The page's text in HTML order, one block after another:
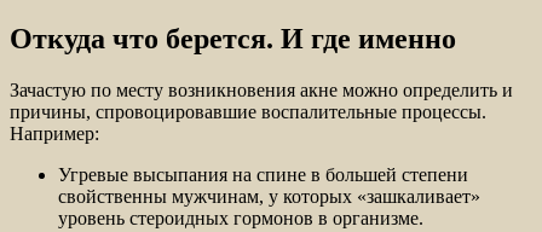
Откуда что берется. И где именно
Зачастую по месту возникновения акне можно определить и
причины, спровоцировавшие воспалительные процессы.
Например:
Угревые высыпания на спине в большей степени
свойственны мужчинам, у которых «зашкаливает»
уровень стероидных гормонов в организме.